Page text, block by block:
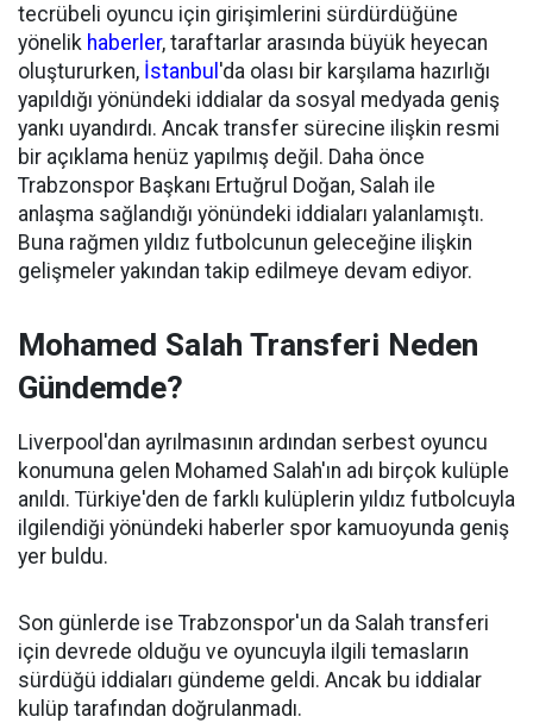
tecrübeli oyuncu için girişimlerini sürdürdüğüne
yönelik haberler, taraftarlar arasında büyük heyecan
oluştururken, İstanbul 'da olası bir karşılama hazırlığı
yapıldığı yönündeki iddialar da sosyal medyada geniş
yankı uyandırdı. Ancak transfer sürecine ilişkin resmi
bir açıklama henüz yapılmış değil. Daha önce
Trabzonspor Başkanı Ertuğrul Doğan, Salah ile
anlaşma sağlandığı yönündeki iddiaları yalanlamıştı.
Buna rağmen yıldız futbolcunun geleceğine ilişkin
gelişmeler yakından takip edilmeye devam ediyor.
Mohamed Salah Transferi Neden
Gündemde?
Liverpool'dan ayrılmasının ardından serbest oyuncu
konumuna gelen Mohamed Salah'ın adı birçok kulüple
anıldı. Türkiye'den de farklı kulüplerin yıldız futbolcuyla
ilgilendiği yönündeki haberler spor kamuoyunda geniş
yer buldu.
Son günlerde ise Trabzonspor'un da Salah transferi
için devrede olduğu ve oyuncuyla ilgili temasların
sürdüğü iddiaları gündeme geldi. Ancak bu iddialar
kulüp tarafından doğrulanmadı.